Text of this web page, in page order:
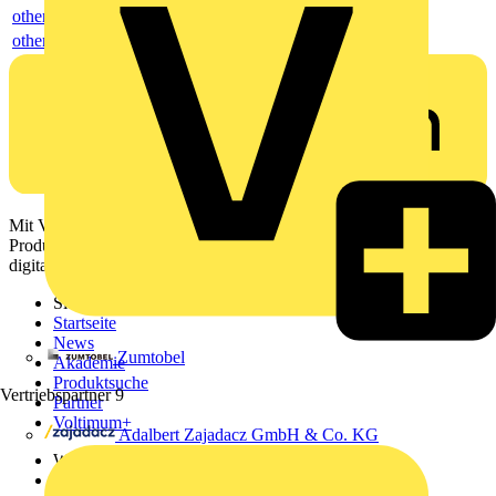
Zumtobel
Vertriebspartner 9
Adalbert Zajadacz GmbH & Co. KG
others
others
Mit Voltimum erhalten Elektrofachkräfte Zugang zu Branchennews,
Produktinformationen, Schulungen und Tools – alles auf einer
digitalen Plattform und Community.
Sitemap
Startseite
News
Akademie
Produktsuche
Partner
Voltimum+
Weitere Links